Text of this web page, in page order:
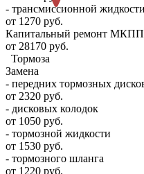
- трансмиссионной
от 1270 руб.
Капитальный ремонт МКПП
от 28170 руб.
Тормоза
Замена
- передних тормозных
от 2320 руб.
- дисковых колодок
от 1050 руб.
- тормозной жидкости
от 1530 руб.
- тормозного шланга
от 1220 руб.